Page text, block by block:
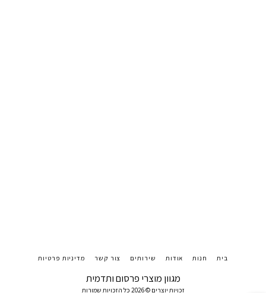
מגוון מוצרי פרסום ותדמית
זכויות יוצרים © 2026 כל הזכויות שמורות
בית חנות אודות שירותים צור קשר מדיניות פרטיות